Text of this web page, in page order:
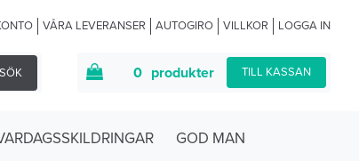
VÅRA LEVERANSER AUTOGIRO VILLKOR LOGGA IN
SÖK 0 produkter TILL KASSAN
GOD MAN